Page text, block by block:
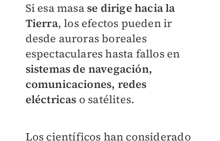
Si esa masa se dirige hacia la
Tierra, los efectos pueden ir
desde auroras boreales
espectaculares hasta fallos en
sistemas de navegación,
comunicaciones, redes
eléctricas o satélites.
Los científicos han considerado